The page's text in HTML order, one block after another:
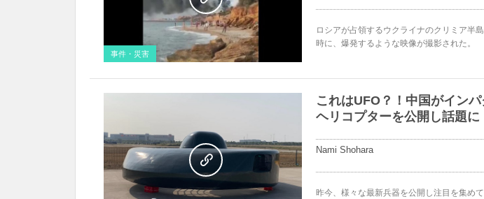
事件・災害
ロシアが占領するウクライナのクリミア半
時に、爆発するような映像が撮影された。
これはUFO？！中国がイン
ヘリコプターを公開し話題に
Nami Shohara
昨今、様々な最新兵器を公開し注目を集めて